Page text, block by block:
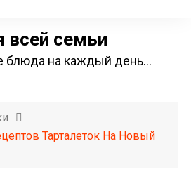
всей семьи
блюда на каждый день…
Тарталеток На Новый